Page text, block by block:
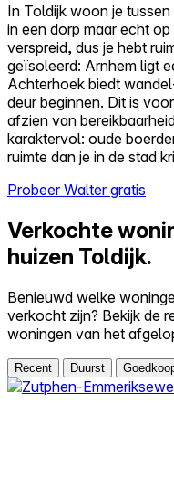
Reviews
Prijzen
Log in
Probeer Walter gratis
In Toldijk woon je
in een dorp maar echt
verspreid, dus je hebt
geïsoleerd: Arnhem ligt
Achterhoek biedt
deur beginnen. Dit is
afzien van
karaktervol: oude
ruimte dan je in de stad
Probeer Walter gratis
Verkochte
huizen Toldijk.
Benieuwd welke
verkocht zijn? Bekijk de
woningen van het
Recent Duurst